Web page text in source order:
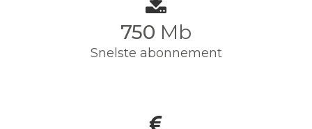
750 Mb
Snelste abonnement